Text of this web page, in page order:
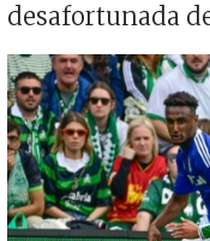
desafortunada
Imagen